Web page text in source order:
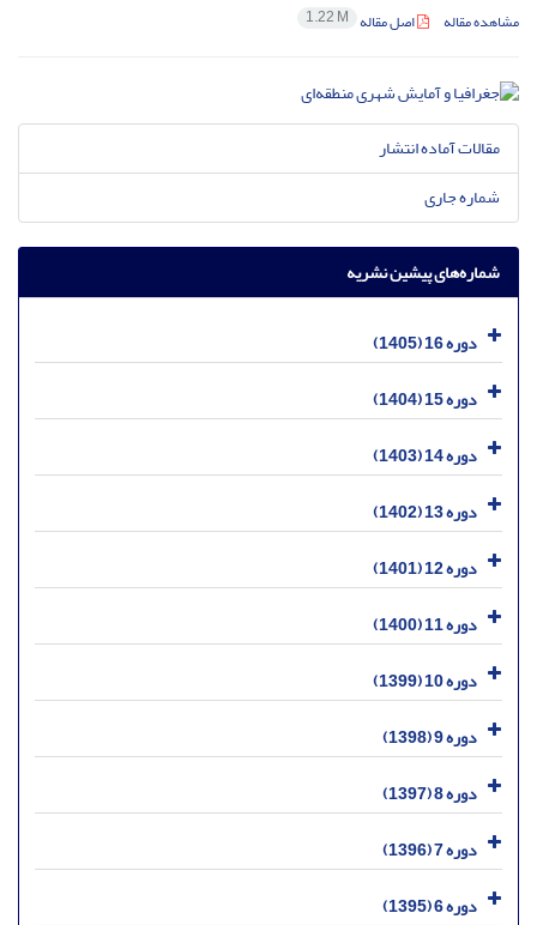
مشاهده مقاله اصل مقاله 1.22 M
مقالات آماده انتشار
شماره جاری
شماره‌های پیشین نشریه
دوره 16 (1405)
دوره 15 (1404)
دوره 14 (1403)
دوره 13 (1402)
دوره 12 (1401)
دوره 11 (1400)
دوره 10 (1399)
دوره 9 (1398)
دوره 8 (1397)
دوره 7 (1396)
دوره 6 (1395)